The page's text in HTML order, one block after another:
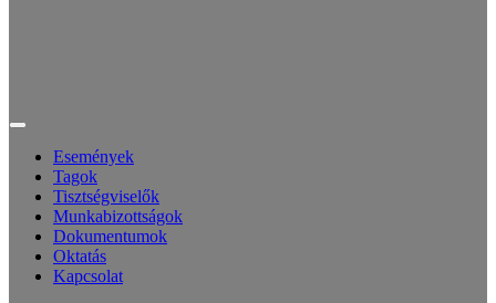
Események
Tagok
Tisztségviselők
Munkabizottságok
Dokumentumok
Oktatás
Kapcsolat